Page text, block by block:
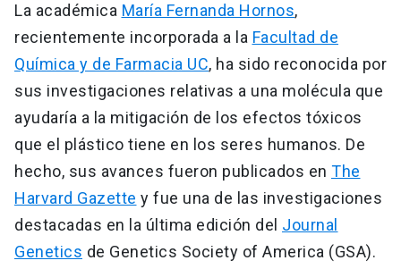
La académica María Fernanda Hornos,
recientemente incorporada a la Facultad de
Química y de Farmacia UC, ha sido reconocida por
sus investigaciones relativas a una molécula que
ayudaría a la mitigación de los efectos tóxicos
que el plástico tiene en los seres humanos. De
hecho, sus avances fueron publicados en The
Harvard Gazette y fue una de las investigaciones
destacadas en la última edición del Journal
Genetics de Genetics Society of America (GSA).